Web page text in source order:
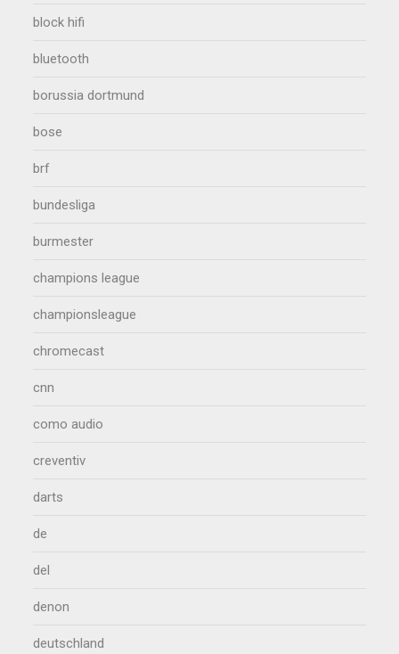
block hifi
bluetooth
borussia dortmund
bose
brf
bundesliga
burmester
champions league
championsleague
chromecast
cnn
como audio
creventiv
darts
de
del
denon
deutschland